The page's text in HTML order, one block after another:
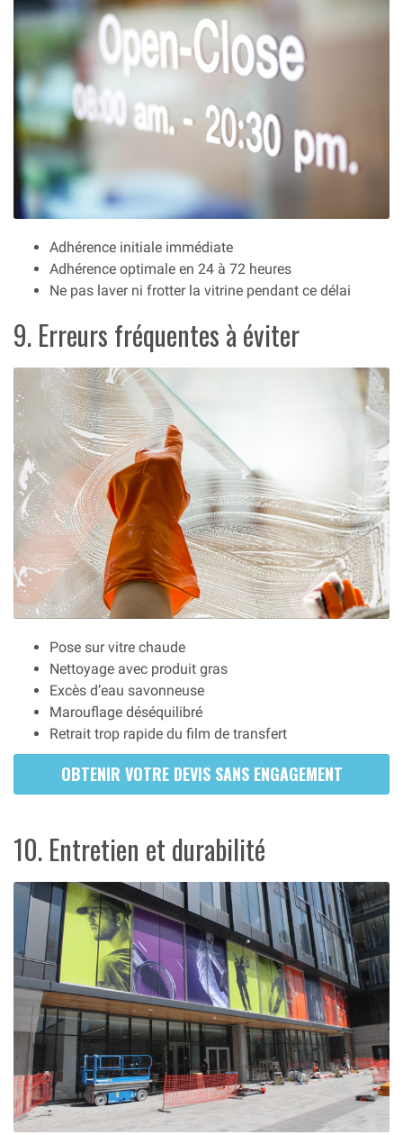
Adhérence initiale immédiate
Adhérence optimale en 24 à 72 heures
Ne pas laver ni frotter la vitrine pendant ce délai
9. Erreurs fréquentes à éviter
Pose sur vitre chaude
Nettoyage avec produit gras
Excès d’eau savonneuse
Marouflage déséquilibré
Retrait trop rapide du film de transfert
OBTENIR VOTRE DEVIS SANS ENGAGEMENT
10. Entretien et durabilité